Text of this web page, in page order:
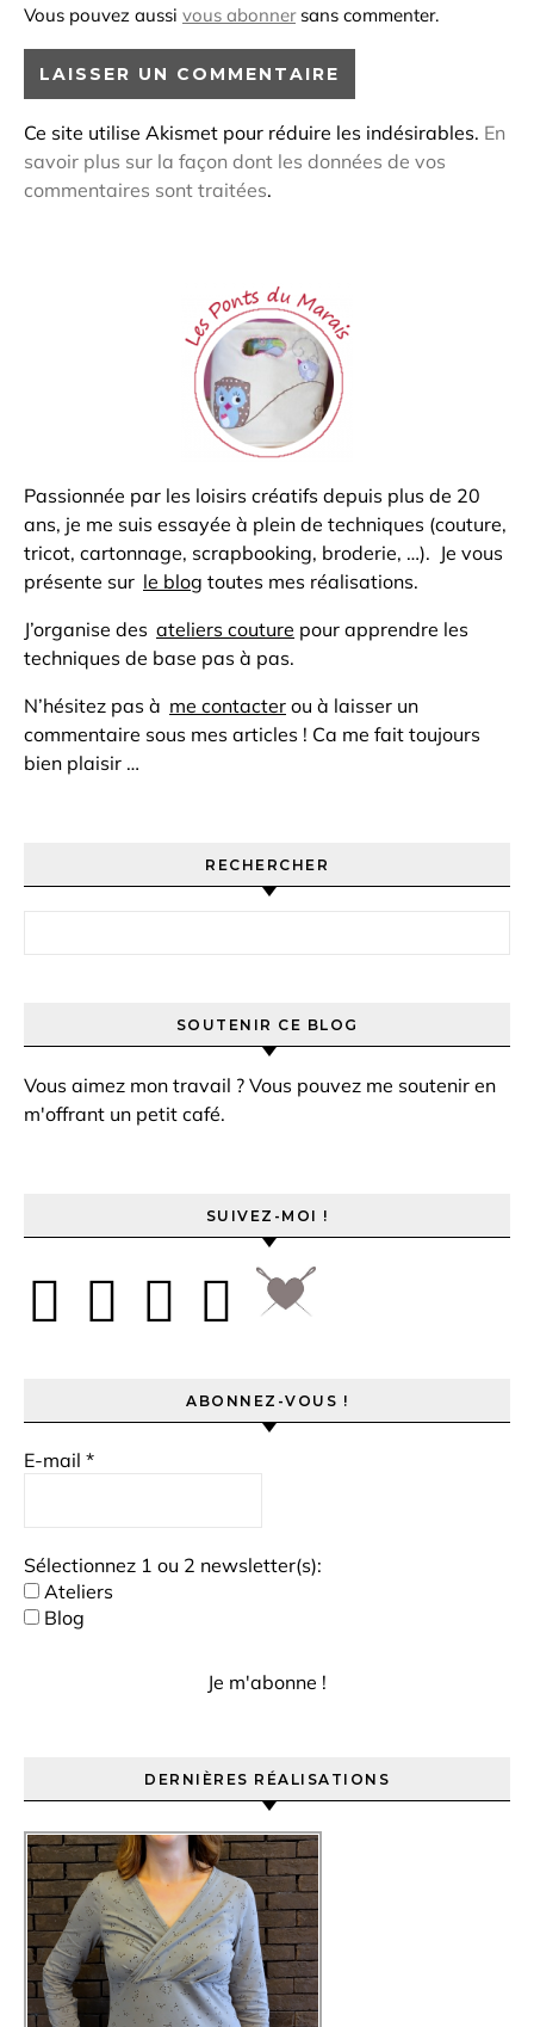
Vous pouvez aussi vous abonnersans commenter.
Ce site utilise Akismet pour réduire les indésirables. En
savoir plus sur la façon dont les données de vos
commentaires sont traitées.
Passionnée par les loisirs créatifs depuis plus de 20
ans, je me suis essayée à plein de techniques (couture,
tricot, cartonnage, scrapbooking, broderie, …). Je vous
présente sur le blog toutes mes réalisations.
J’organise des ateliers couture pour apprendre les
techniques de base pas à pas.
N’hésitez pas à me contacter ou à laisser un
commentaire sous mes articles ! Ca me fait toujours
bien plaisir …
RECHERCHER
SOUTENIR CE BLOG
Vous aimez mon travail ? Vous pouvez me soutenir en
m'offrant un petit café.
SUIVEZ-MOI !
ABONNEZ-VOUS !
E-mail *
Sélectionnez 1 ou 2 newsletter(s):
Ateliers
Blog
DERNIÈRES RÉALISATIONS